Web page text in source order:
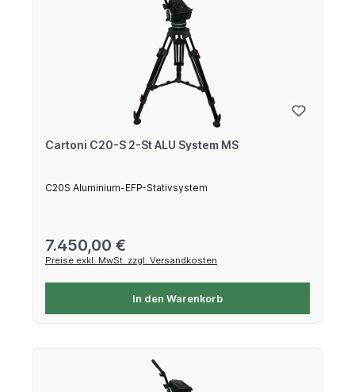
Cartoni C20-S 2-St ALU System MS
C20S Aluminium-EFP-Stativsystem
Regulärer Preis:
7.450,00 €
Preise exkl. MwSt. zzgl. Versandkosten
In den Warenkorb